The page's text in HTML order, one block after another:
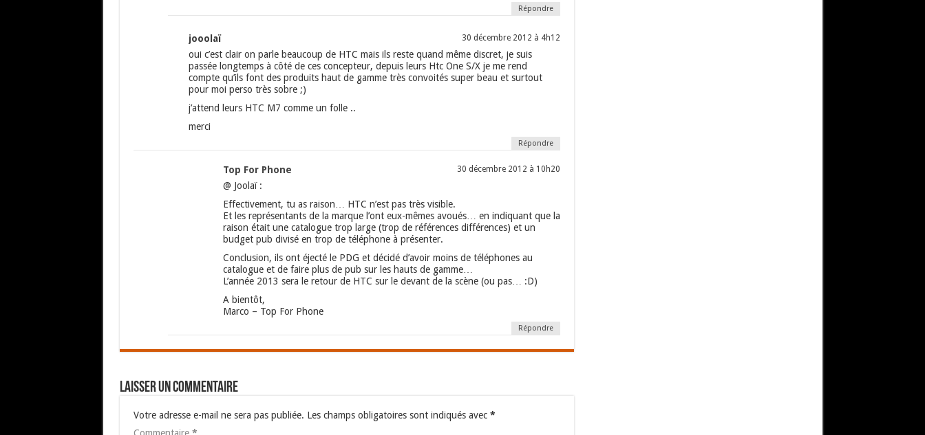
Répondre
jooolaï 30 décembre 2012 à 4h12
oui c’est clair on parle beaucoup de HTC mais ils reste quand même discret, je suis
passée longtemps à côté de ces concepteur, depuis leurs Htc One S/X je me rend
compte qu’ils font des produits haut de gamme très convoités super beau et surtout
pour moi perso très sobre ;)
j’attend leurs HTC M7 comme un folle ..
merci
Répondre
Top For Phone 30 décembre 2012 à 10h20
@ Joolaï :
Effectivement, tu as raison… HTC n’est pas très visible.
Et les représentants de la marque l’ont eux-mêmes avoués… en indiquant que la
raison était une catalogue trop large (trop de références différences) et un
budget pub divisé en trop de téléphone à présenter.
Conclusion, ils ont éjecté le PDG et décidé d’avoir moins de téléphones au
catalogue et de faire plus de pub sur les hauts de gamme…
L’année 2013 sera le retour de HTC sur le devant de la scène (ou pas… :D)
A bientôt,
Marco – Top For Phone
Répondre
Laisser un commentaire
Votre adresse e-mail ne sera pas publiée. Les champs obligatoires sont indiqués avec *